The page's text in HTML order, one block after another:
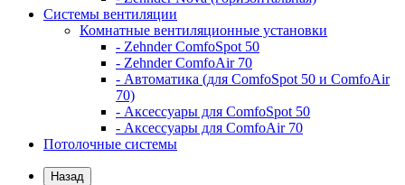
Системы вентиляции
Комнатные вентиляционные установки
- Zehnder ComfoSpot 50
- Zehnder ComfoAir 70
- Автоматика (для ComfoSpot 50 и ComfoAir
70)
- Аксессуары для ComfoSpot 50
- Аксессуары для ComfoAir 70
Потолочные системы
Назад